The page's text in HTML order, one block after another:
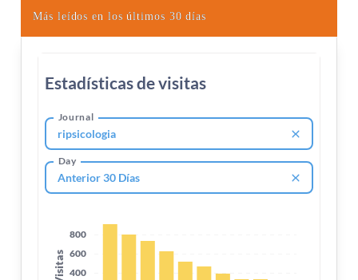
Más leídos en los últimos 30 días